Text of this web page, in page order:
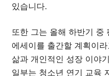
있습니다.
또한 그는 올해 하반기 중
에세이를 출간할 계획이
삶과 개인적인 성장 이야
일부는 청소년 연기 교육